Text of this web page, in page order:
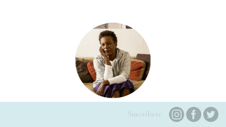
Suscríbete